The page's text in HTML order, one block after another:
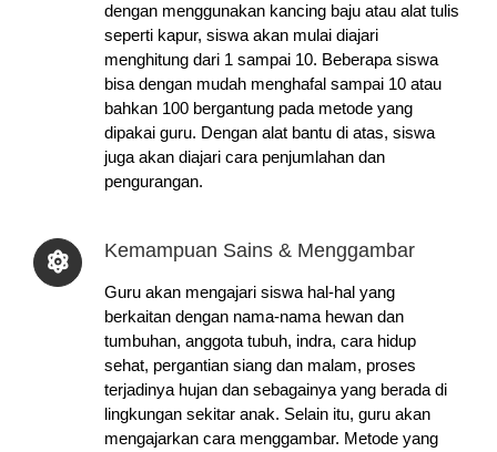
dengan menggunakan kancing baju atau alat tulis
seperti kapur, siswa akan mulai diajari
menghitung dari 1 sampai 10. Beberapa siswa
bisa dengan mudah menghafal sampai 10 atau
bahkan 100 bergantung pada metode yang
dipakai guru. Dengan alat bantu di atas, siswa
juga akan diajari cara penjumlahan dan
pengurangan.
Kemampuan Sains & Menggambar
Guru akan mengajari siswa hal-hal yang
berkaitan dengan nama-nama hewan dan
tumbuhan, anggota tubuh, indra, cara hidup
sehat, pergantian siang dan malam, proses
terjadinya hujan dan sebagainya yang berada di
lingkungan sekitar anak. Selain itu, guru akan
mengajarkan cara menggambar. Metode yang